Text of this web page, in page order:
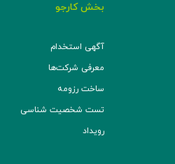
بخش کارجو
آگهی استخدام
معرفی شرکت‌ها
ساخت رزومه
تست شخصیت شناسی
رویداد